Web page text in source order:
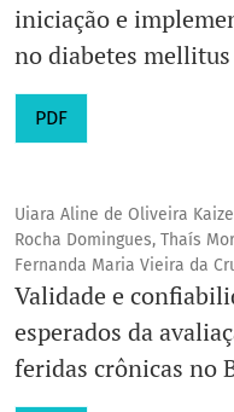
iniciação e
no diabetes
PDF
Uiara Aline de Oliveira
Rocha Domingues, Thaís
Fernanda Maria Vieira da
Validade e
esperados da
feridas crônicas no